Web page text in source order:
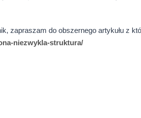
zapraszam do obszernego artykułu z
niezwykla-struktura/